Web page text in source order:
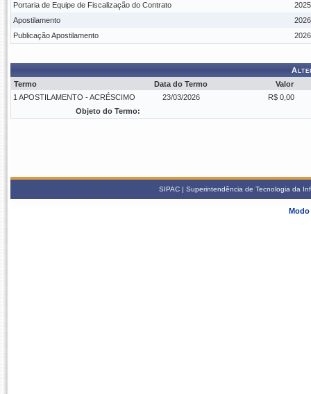
Portaria de Equipe de Fiscalização do Contrato
Apostilamento
Publicação Apostilamento
Termo
Data do Termo
Valor
1 APOSTILAMENTO - ACRÉSCIMO
23/03/2026
R$ 0,00
Objeto do Termo:
SIPAC | Superintendência de Tecnologia da
Modo